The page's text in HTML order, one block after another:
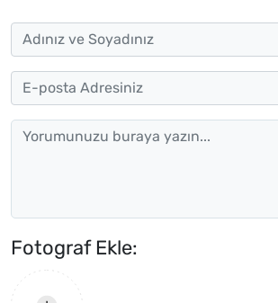
Fotograf Ekle: